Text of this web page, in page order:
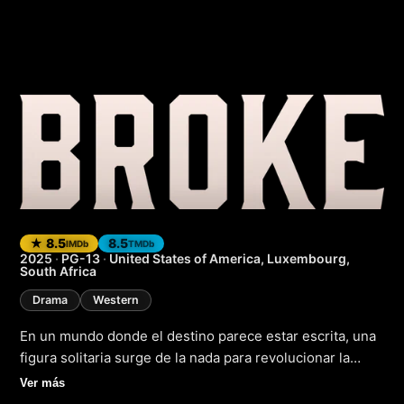
Empezar de nuevo
★ 8.5IMDb 8.5TMDb
2025 · PG-13 · United States of America, Luxembourg,
South Africa
Drama Western
En un mundo donde el destino parece estar escrita, una
figura solitaria surge de la nada para revolucionar la
historia. En "Empezar de nuevo" (2025), un emocionante
Ver más